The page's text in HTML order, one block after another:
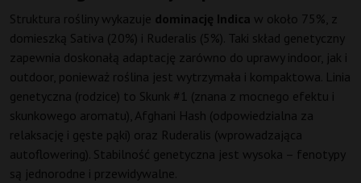
Struktura rośliny wykazuje dominację Indica w około 75%, z
domieszką Sativa (20%) i Ruderalis (5%). Taki skład genetyczny
zapewnia doskonałą adaptację zarówno do uprawy indoor, jak i
outdoor, ponieważ roślina jest wytrzymała i kompaktowa. Linia
genetyczna (rodzice) to Skunk #1 (znana z mocnego efektu i
skunkowego aromatu), Afghani Hash (odpowiedzialna za
relaksację i gęste pąki) oraz Ruderalis (wprowadzająca
autoflowering). Stabilność genetyczna jest wysoka – fenotypy
są jednorodne i przewidywalne.